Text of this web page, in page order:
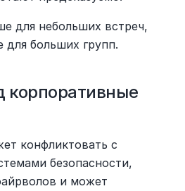
для небольших встреч,
для больших групп.
корпоративные
конфликтовать с
безопасности,
и может